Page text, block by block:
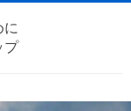
に
プ